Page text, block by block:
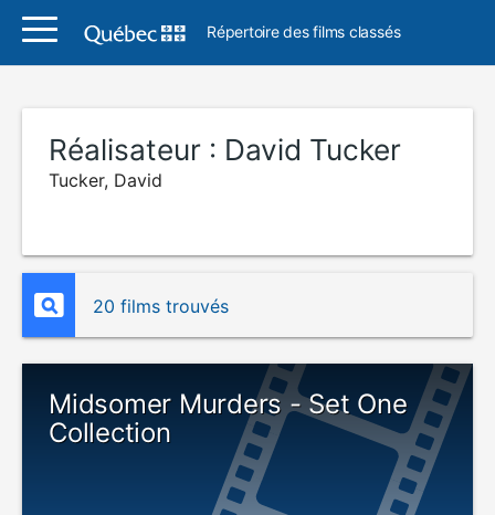
Répertoire des films classés
Réalisateur : David Tucker
Tucker, David
20 films trouvés
Midsomer Murders - Set One
Collection